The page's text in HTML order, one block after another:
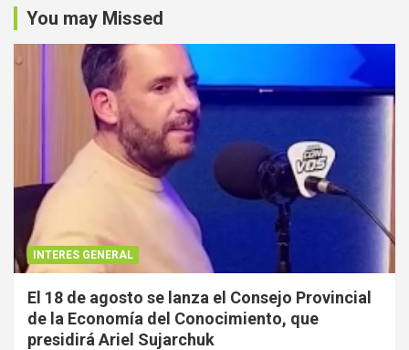
You may Missed
INTERES GENERAL
El 18 de agosto se lanza el Consejo Provincial
de la Economía del Conocimiento, que
presidirá Ariel Sujarchuk